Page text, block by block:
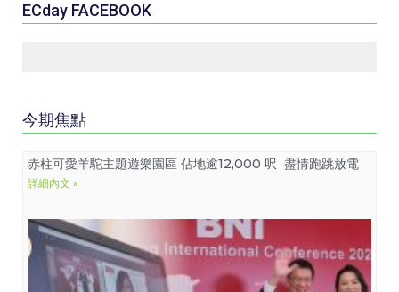
ECday FACEBOOK
今期焦點
赤柱可愛羊駝主題遊樂園區 佔地逾12,000 呎 盡情跑跳放電
詳細內文 »